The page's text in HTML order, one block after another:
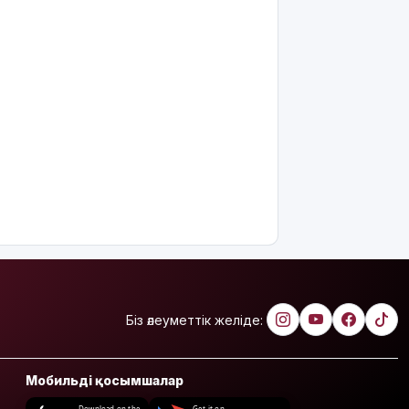
Біз әлеуметтік желіде:
Мобильді қосымшалар